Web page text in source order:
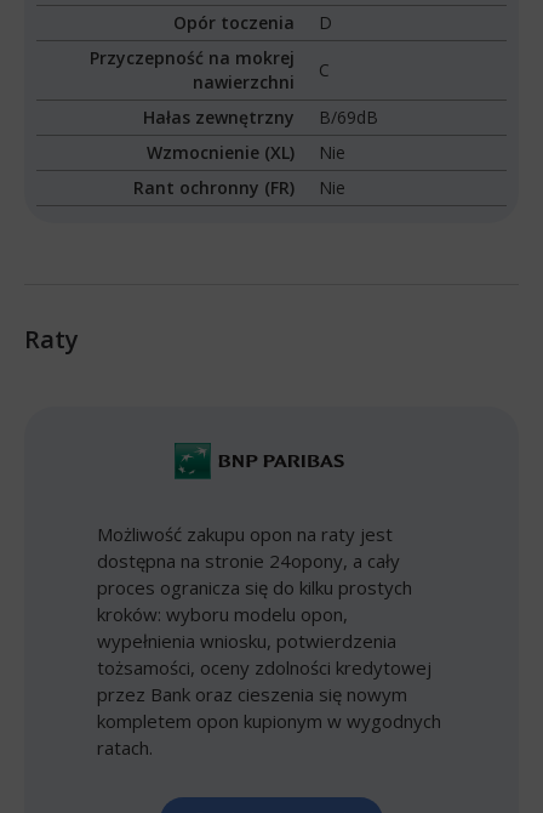
Opór toczenia
D
Przyczepność na mokrej
nawierzchni
C
Hałas zewnętrzny
B/69dB
Wzmocnienie (XL)
Nie
Rant ochronny (FR)
Nie
Raty
Możliwość zakupu opon na raty jest
dostępna na stronie 24opony, a cały
proces ogranicza się do kilku prostych
kroków: wyboru modelu opon,
wypełnienia wniosku, potwierdzenia
tożsamości, oceny zdolności kredytowej
przez Bank oraz cieszenia się nowym
kompletem opon kupionym w wygodnych
ratach.